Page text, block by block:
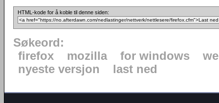
HTML-kode for å koble til denne siden:
Søkeord:
firefox
mozilla for windows
nyeste versjon
last ned